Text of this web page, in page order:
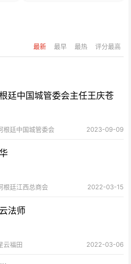
最新 最早 最热 评分最高
廷中国城管委会主任王庆苍
根廷中国城管委会 2023-09-09
根廷江西总商会 2022-03-15
法师
云福田 2022-03-06